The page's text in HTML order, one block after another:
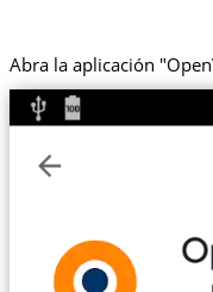
Abra la aplicación